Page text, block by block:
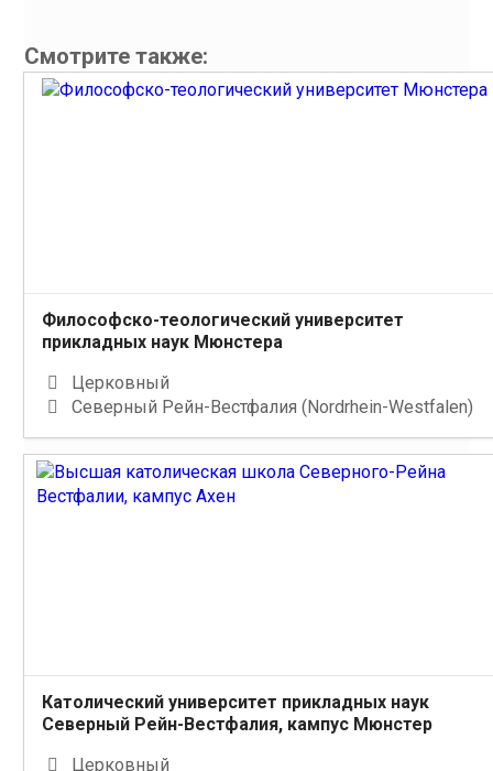
Смотрите также:
Философско-теологический университет
прикладных наук Мюнстера
Церковный
Северный Рейн-Вестфалия (Nordrhein-Westfalen)
Католический университет прикладных наук
Северный Рейн-Вестфалия, кампус Мюнстер
Церковный